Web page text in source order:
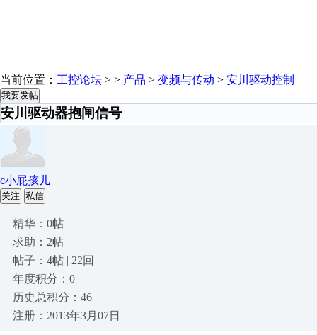
当前位置： 工控论坛 > > 产品 > 变频与传动 > 安川驱动控制
我要发帖
安川驱动器抱闸信号
c小屁孩儿
关注 私信
精华：0帖
求助：2帖
帖子：4帖 | 22回
年度积分：0
历史总积分：46
注册：2013年3月07日